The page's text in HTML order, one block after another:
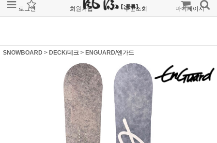
로그인 회원가입 주문조회 마이페이지
SNOWBOARD > DECK/데크 > ENGUARD/엔가드